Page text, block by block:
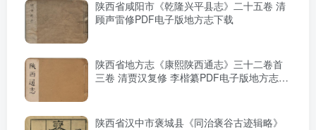
陕西省咸阳市《乾隆兴平县志》二十五卷 清
顾声雷修PDF电子版地方志下载
陕西省地方志《康熙陕西通志》三十二卷首
三卷 清贾汉复修 李楷纂PDF电子版地方志下
陕西省汉中市褒城县《同治褒谷古迹辑略》